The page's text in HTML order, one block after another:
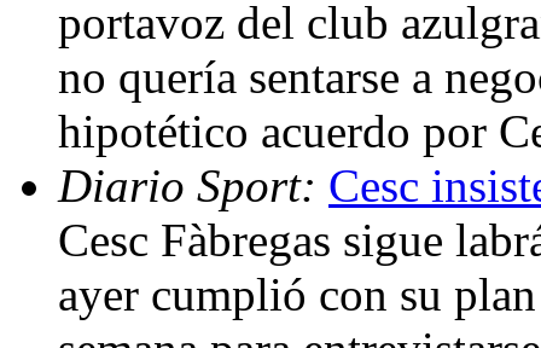
portavoz del club
no quería sentarse a
hipotético acuerdo por
Diario Sport: Cesc
Cesc Fàbregas sigue
ayer cumplió con su